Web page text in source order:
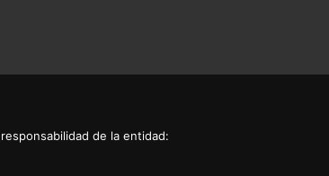
de la entidad: